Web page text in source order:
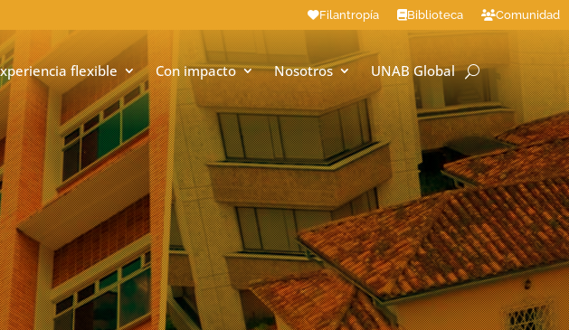
Filantropía Biblioteca Comunidad
flexible Con impacto Nosotros UNAB Global